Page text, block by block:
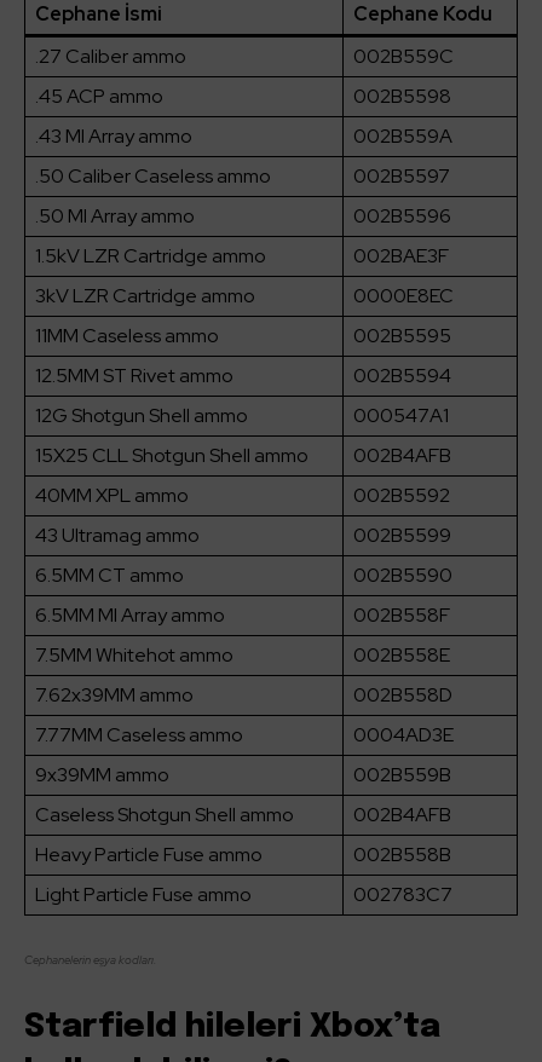
Cephane İsmi
Cephane Kodu
.27 Caliber ammo
002B559C
.45 ACP ammo
002B5598
.43 MI Array ammo
002B559A
.50 Caliber Caseless ammo
002B5597
.50 MI Array ammo
002B5596
1.5kV LZR Cartridge ammo
002BAE3F
3kV LZR Cartridge ammo
0000E8EC
11MM Caseless ammo
002B5595
12.5MM ST Rivet ammo
002B5594
12G Shotgun Shell ammo
000547A1
15X25 CLL Shotgun Shell ammo
002B4AFB
40MM XPL ammo
002B5592
43 Ultramag ammo
002B5599
6.5MM CT ammo
002B5590
6.5MM MI Array ammo
002B558F
7.5MM Whitehot ammo
002B558E
7.62x39MM ammo
002B558D
7.77MM Caseless ammo
0004AD3E
9x39MM ammo
002B559B
Caseless Shotgun Shell ammo
002B4AFB
Heavy Particle Fuse ammo
002B558B
Light Particle Fuse ammo
002783C7
Cephanelerin eşya kodları.
Starfield hileleri Xbox’ta